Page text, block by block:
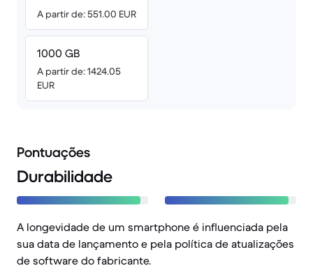
A partir de: 551.00 EUR
1000 GB
A partir de: 1424.05
EUR
Pontuações
Durabilidade
A longevidade de um smartphone é influenciada pela
sua data de lançamento e pela política de atualizações
de software do fabricante.